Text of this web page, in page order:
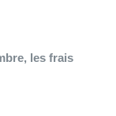
les frais